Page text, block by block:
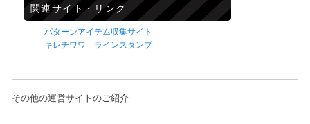
関連サイト・リンク
パターンアイテム収集サイト
キレチワワ ラインスタンプ
その他の運営サイトのご紹介